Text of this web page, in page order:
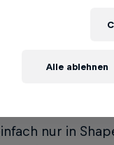
Tag den
ordnen.
aus
an World
nur in
Alle ablehnen